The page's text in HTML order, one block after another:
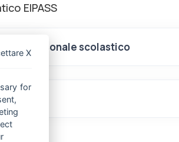
EIPASS
personale scolastico
settore
X
for